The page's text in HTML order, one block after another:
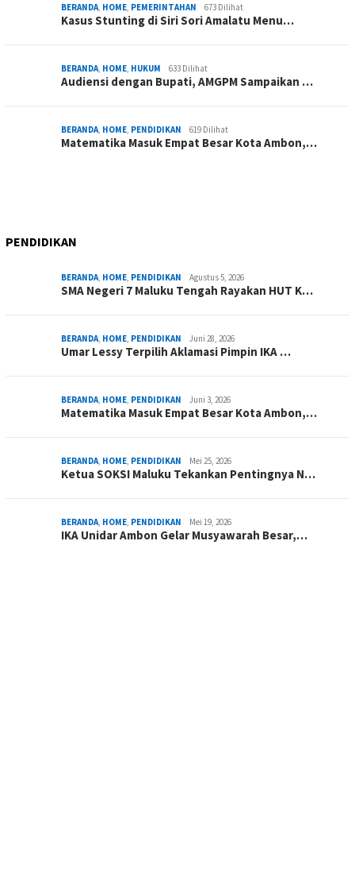
BERANDA, HOME, PEMERINTAHAN 673 Dilihat
Kasus Stunting di Siri Sori Amalatu Menu…
BERANDA, HOME, HUKUM 633 Dilihat
Audiensi dengan Bupati, AMGPM Sampaikan …
BERANDA, HOME, PENDIDIKAN 619 Dilihat
Matematika Masuk Empat Besar Kota Ambon,…
PENDIDIKAN
BERANDA, HOME, PENDIDIKAN Agustus 5, 2026
SMA Negeri 7 Maluku Tengah Rayakan HUT K…
BERANDA, HOME, PENDIDIKAN Juni 28, 2026
Umar Lessy Terpilih Aklamasi Pimpin IKA …
BERANDA, HOME, PENDIDIKAN Juni 3, 2026
Matematika Masuk Empat Besar Kota Ambon,…
BERANDA, HOME, PENDIDIKAN Mei 25, 2026
Ketua SOKSI Maluku Tekankan Pentingnya N…
BERANDA, HOME, PENDIDIKAN Mei 19, 2026
IKA Unidar Ambon Gelar Musyawarah Besar,…